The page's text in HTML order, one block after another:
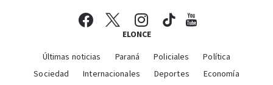
ELONCE
Últimas noticias Paraná Policiales
Política
Sociedad
Internacionales Deportes
Economía